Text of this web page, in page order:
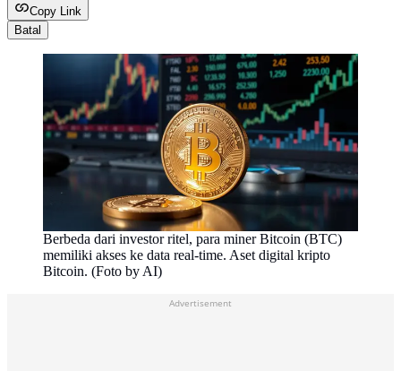
Copy Link
Batal
Berbeda dari investor ritel, para miner Bitcoin (BTC)
memiliki akses ke data real-time. Aset digital kripto
Bitcoin. (Foto by AI)
Advertisement